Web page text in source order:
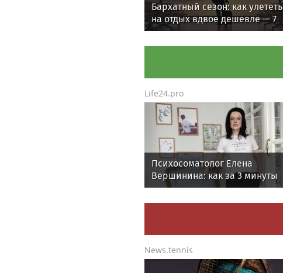
Бархатный сезон: как улететь
на отдых вдвое дешевле — 7
проверенных способов
Life24.pro
Психосоматолог Елена
Вершинина: как за 3 минуты
вернуть себе равновесие
News.tennis